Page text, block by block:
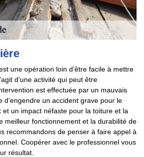
une opération loin d’être facile à mettre
d’une activité qui peut être
est effectuée par un mauvais
d’engendre un accident grave pour le
et un impact néfaste pour la toiture et la
meilleur fonctionnement et la durabilité de
recommandons de penser à faire appel à
Coopérer avec le professionnel vous
résultat.